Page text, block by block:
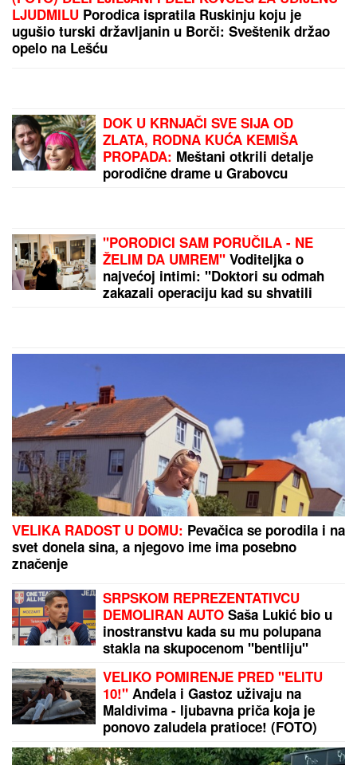
Malo ko zna čemu služi rupa na varjači: Kada
saznate, koristićete je drugačije!
JANJUŠ SA ĆERKOM NA ADI
RADE KRUNA I ON: U prvom planu
(FOTO)
KONTROLA LETOVA IZ BARSEONE I MADRIDA:
Posle tragedije u Seuti, počela provera putnika na
aerdoromima u Italiji